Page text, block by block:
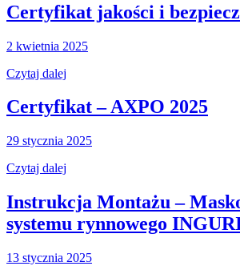
Certyfikat jakości i
2 kwietnia 2025
Czytaj dalej
Certyfikat – AXPO 2025
29 stycznia 2025
Czytaj dalej
Instrukcja Montażu –
systemu rynnowego
13 stycznia 2025